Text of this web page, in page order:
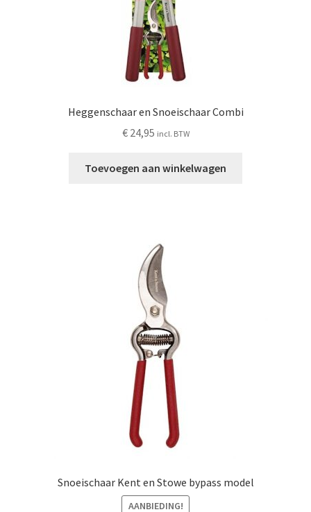
Heggenschaar en Snoeischaar Combi
€24,95 incl. BTW
Toevoegen aan winkelwagen
Snoeischaar Kent en Stowe bypass model
AANBIEDING!